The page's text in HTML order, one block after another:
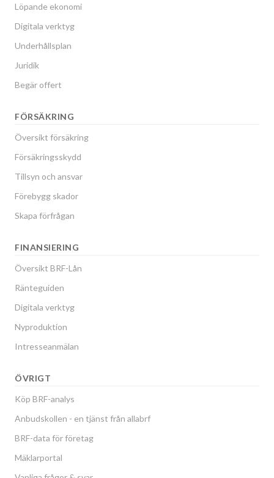
Löpande ekonomi
Digitala verktyg
Underhållsplan
Juridik
Begär offert
FÖRSÄKRING
Översikt försäkring
Försäkringsskydd
Tillsyn och ansvar
Förebygg skador
Skapa förfrågan
FINANSIERING
Översikt BRF-Lån
Ränteguiden
Digitala verktyg
Nyproduktion
Intresseanmälan
ÖVRIGT
Köp BRF-analys
Anbudskollen - en tjänst från allabrf
BRF-data för företag
Mäklarportal